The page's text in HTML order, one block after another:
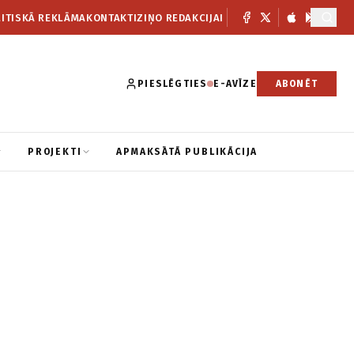
REKLĀMAKONTAKTIZIŅO REDAKCIJAI
PIESLĒGTIES E-AVĪZE ABONĒT
PROJEKTI APMAKSĀTĀ PUBLIKĀCIJA